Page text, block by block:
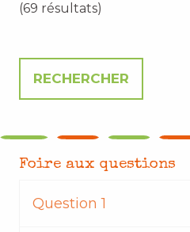
(69 résultats)
Foire aux questions
Question 1